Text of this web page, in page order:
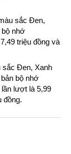
sắc Đen,
bộ nhớ
triệu đồng và
sắc Đen, Xanh
bộ nhớ
lượt là 5,99
đồng.